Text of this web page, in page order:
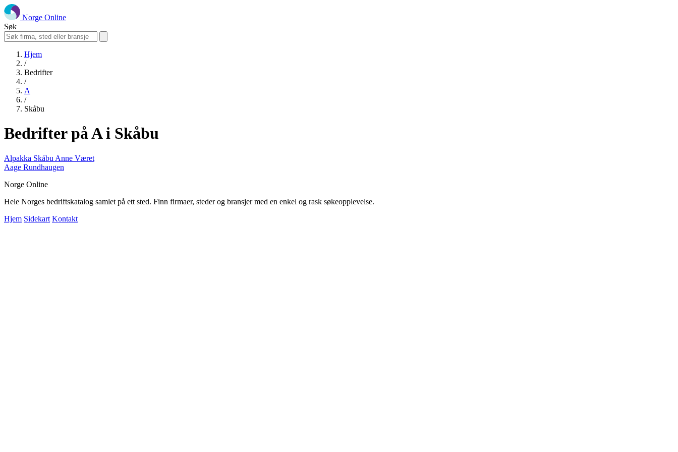
Norge Online
Søk
Hjem
/
Bedrifter
/
A
/
Skåbu
Bedrifter på A i Skåbu
Alpakka Skåbu Anne Været
Aage Rundhaugen
Norge Online
Hele Norges bedriftskatalog samlet på ett sted. Finn firmaer, steder og bransjer med en enkel og rask søkeopplevelse.
Hjem Sidekart Kontakt